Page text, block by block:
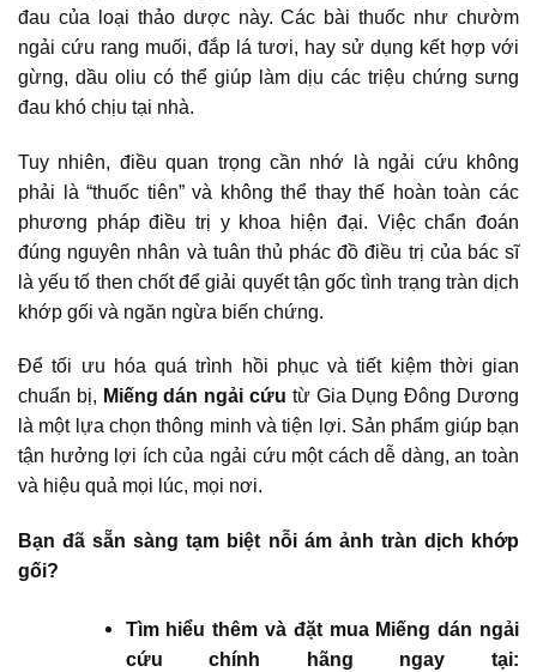
đau của loại thảo dược này. Các bài thuốc như chườm
ngải cứu rang muối, đắp lá tươi, hay sử dụng kết hợp với
gừng, dầu oliu có thể giúp làm dịu các triệu chứng sưng
đau khó chịu tại nhà.
Tuy nhiên, điều quan trọng cần nhớ là ngải cứu không
phải là “thuốc tiên” và không thể thay thế hoàn toàn các
phương pháp điều trị y khoa hiện đại. Việc chẩn đoán
đúng nguyên nhân và tuân thủ phác đồ điều trị của bác sĩ
là yếu tố then chốt để giải quyết tận gốc tình trạng tràn dịch
khớp gối và ngăn ngừa biến chứng.
Để tối ưu hóa quá trình hồi phục và tiết kiệm thời gian
chuẩn bị, Miếng dán ngải cứu từ Gia Dụng Đông Dương
là một lựa chọn thông minh và tiện lợi. Sản phẩm giúp bạn
tận hưởng lợi ích của ngải cứu một cách dễ dàng, an toàn
và hiệu quả mọi lúc, mọi nơi.
Bạn đã sẵn sàng tạm biệt nỗi ám ảnh tràn dịch khớp
gối?
Tìm hiểu thêm và đặt mua Miếng dán ngải
cứu chính hãng ngay tại: